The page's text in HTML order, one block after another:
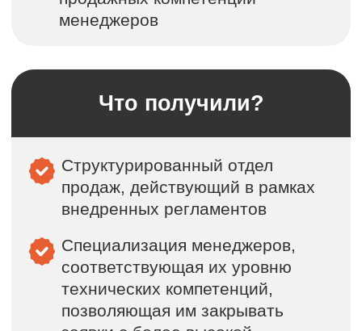
Что было сделано за 3 месяца:
Принят новый сотрудник в отдел
продаж
Разработаны планы адаптации,
регламенты работы
Разработаны и введены
мотивационные схемы с
зарплатными калькуляторами
клиентами и чек-листы
квалификации лидов
ежемесячные продажи от клиентов